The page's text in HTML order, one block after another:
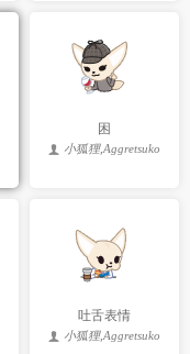
困
小狐狸,Aggretsuko
吐舌表情
小狐狸,Aggretsuko